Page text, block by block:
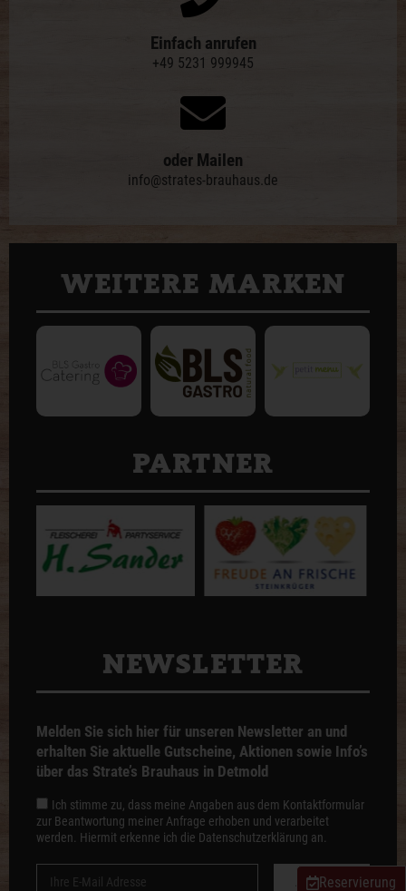
Reservierung
Einfach anrufen
+49 5231 999945
oder Mailen
info@strates-brauhaus.de
WEITERE MARKEN
PARTNER
NEWS­LETTER
Melden Sie sich hier für unseren Newsletter an und
erhalten Sie aktuelle Gutscheine, Aktionen sowie Info’s
über das Strate’s Brauhaus in Detmold
Ich stimme zu, dass meine Angaben aus dem Kontaktformular
zur Beantwortung meiner Anfrage erhoben und verarbeitet
werden. Hiermit erkenne ich die Datenschutzerklärung an.
Anmelden